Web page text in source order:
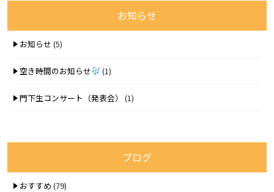
お知らせ
お知らせ (5)
空き時間のお知らせ (1)
門下生コンサート（発表会） (1)
ブログ
おすすめ (79)